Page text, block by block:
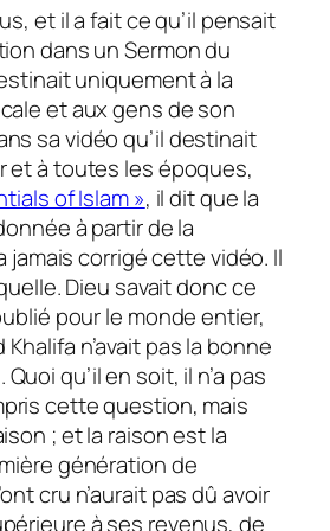
et il a fait ce qu’il pensait
dans un Sermon du
uniquement à la
et aux gens de son
sa vidéo qu’il destinait
et à toutes les époques,
of Islam », il dit que la
à partir de la
jamais corrigé cette vidéo. Il
Dieu savait donc ce
pour le monde entier,
n’avait pas la bonne
qu’il en soit, il n’a pas
cette question, mais
; et la raison est la
génération de
cru n’aurait pas dû avoir
à ses revenus, de